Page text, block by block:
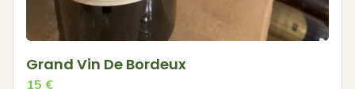
Grand Vin De Bordeux
15 €